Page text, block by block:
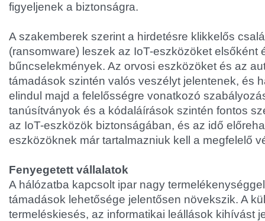
figyeljenek a biztonságra.
A szakemberek szerint a hirdetésre klikkelős
(ransomware) leszek az IoT-eszközöket elsőként
bűncselekmények. Az orvosi eszközöket és az
támadások szintén valós veszélyt jelentenek, és
elindul majd a felelősségre vonatkozó
tanúsítványok és a kódaláírások szintén fontos
az IoT-eszközök biztonságában, és az idő
eszközöknek már tartalmazniuk kell a megfelelő
Fenyegetett vállalatok
A hálózatba kapcsolt ipar nagy
támadások lehetősége jelentősen növekszik. A
termeléskiesés, az informatikai leállások kihívást